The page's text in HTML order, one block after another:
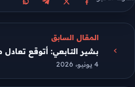
مشاركة على فيسبوك
مشاركة على X
مشاركة على
مشاركة
المقال السابق
بشير التابعي: أتوقع
4 يونيو، 2026